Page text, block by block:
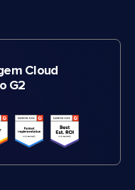
Cloud
G2